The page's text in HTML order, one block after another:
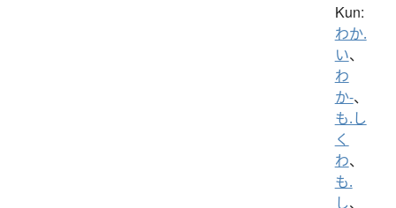
Kun:
わか.
い、
わ
か-、
も.し
く
わ、
も.
し、